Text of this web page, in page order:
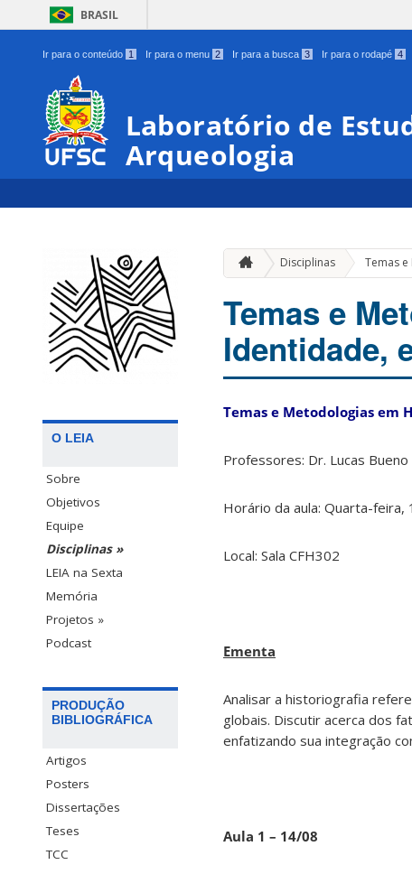
BRASIL
Ir para o conteúdo 1 Ir para o menu 2 Ir para a busca 3 Ir para o rodapé 4
Laboratório de
Arqueologia
O LEIA
Sobre
Objetivos
Equipe
Disciplinas »
LEIA na Sexta
Memória
Projetos »
Podcast
PRODUÇÃO
BIBLIOGRÁFICA
Artigos
Posters
Dissertações
Teses
TCC
Disciplinas Temas
Temas e
Identidade,
Temas e Metodologias
Professores: Dr. Lucas
Horário da aula: Quarta-feira,
Local: Sala CFH302
Ementa
Analisar a historiografia
globais. Discutir acerca dos
enfatizando sua integração
Aula 1 – 14/08